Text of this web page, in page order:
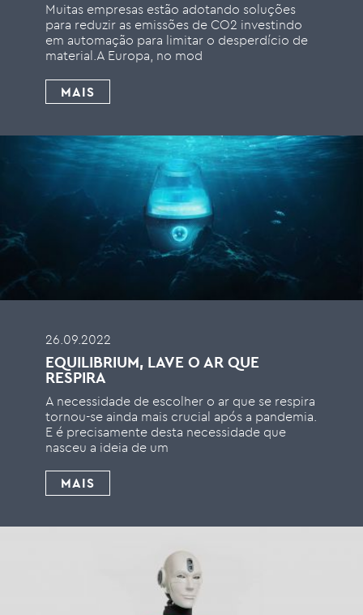
Muitas empresas estão adotando soluções
para reduzir as emissões de CO2 investindo
em automação para limitar o desperdício de
material.A Europa, no mod
MAIS
26.09.2022
EQUILIBRIUM, LAVE O AR QUE
RESPIRA
A necessidade de escolher o ar que se respira
tornou-se ainda mais crucial após a pandemia.
E é precisamente desta necessidade que
nasceu a ideia de um
MAIS